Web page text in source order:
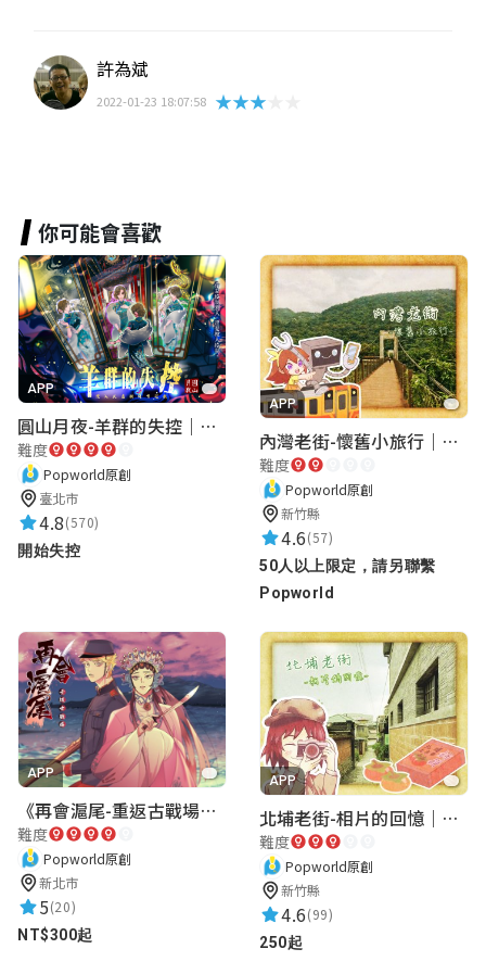
許為斌
2022-01-23 18:07:58 ★★★★★
你可能會喜歡
APP
圓山月夜-羊群的失控｜圓山飯店 ARG實境解謎遊戲
難度
Popworld原創
臺北市
4.8(570)
開始失控
APP
內灣老街-懷舊小旅行｜新竹老街城市解謎
難度
Popworld原創
新竹縣
4.6(57)
50人以上限定，請另聯繫
Popworld
APP
《再會滬尾-重返古戰場》｜淡水老街實境遊戲｜實體遊戲盒
難度
Popworld原創
新北市
5(20)
NT$300起
APP
北埔老街-相片的回憶｜新竹老街城市解謎
難度
Popworld原創
新竹縣
4.6(99)
250起